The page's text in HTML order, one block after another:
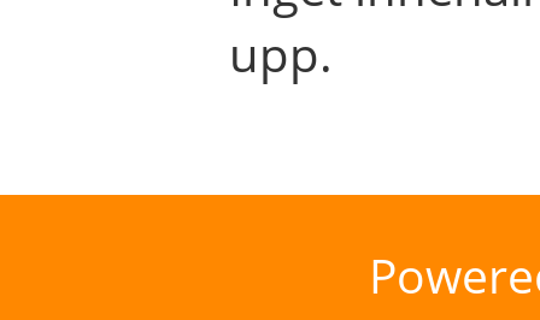
upp.